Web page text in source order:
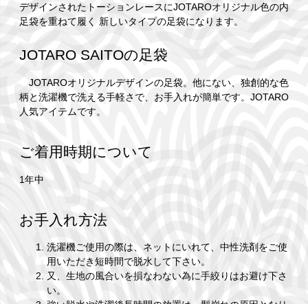
デザインされたトーションレースにJOTAROオリジナル色の内
足袋を重ねて履く 新しいタイプの足袋になります。
JOTARO SAITOの足袋
JOTAROオリジナルデザインの足袋。他にない、独創的な色
柄と洗濯機で洗える手軽さで、お手入れが簡単です。JOTARO
人気アイテムです。
ご着用時期について
1年中
お手入れ方法
洗濯機ご使用の際は、ネットにいれて、中性洗剤をご使
用いただき短時間で脱水して下さい。
又、生地の風合いを損なわない為に手絞りはお避け下さ
い。